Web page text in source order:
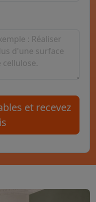
et recevez